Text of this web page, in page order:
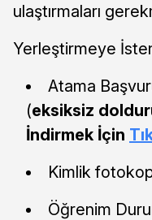
ulaştırmaları
Yerleştirmeye
Atama
(eksiksiz
İndirmek İçin
Kimlik
Öğrenim